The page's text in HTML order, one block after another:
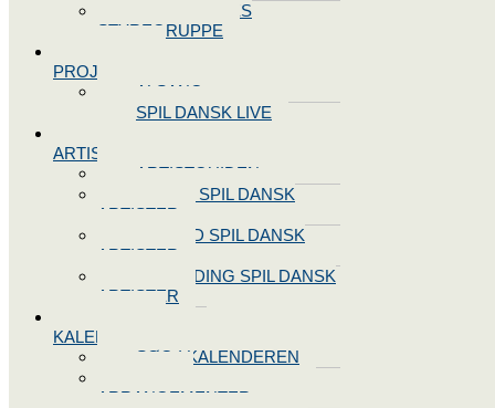
OPRET JERES
STYREGRUPPE
PROJEKTER
ALSANG
SPIL DANSK LIVE
ARTISTER
ARTISTGUIDEN
VORES SPIL DANSK
ARTISTER
LOG IND SPIL DANSK
ARTISTER
TILMELDING SPIL DANSK
ARTISTER
KALENDEREN
SØG I KALENDEREN
ARRANGEMENTER